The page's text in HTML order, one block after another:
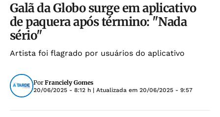
Galã da Globo surge em aplicativo
de paquera após término: "Nada
sério"
Artista foi flagrado por usuários do aplicativo
Por Franciely Gomes
20/06/2025 - 8:12 h | Atualizada em 20/06/2025 - 9:57